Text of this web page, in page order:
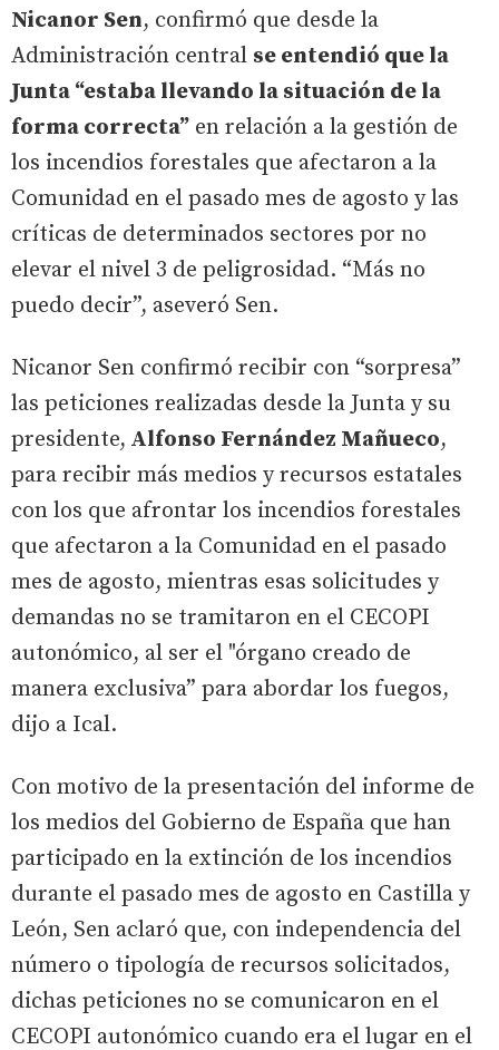
Nicanor Sen, confirmó que desde la
Administración central se entendió que la
Junta “estaba llevando la situación de la
forma correcta” en relación a la gestión de
los incendios forestales que afectaron a la
Comunidad en el pasado mes de agosto y las
críticas de determinados sectores por no
elevar el nivel 3 de peligrosidad. “Más no
puedo decir”, aseveró Sen.
Nicanor Sen confirmó recibir con “sorpresa”
las peticiones realizadas desde la Junta y su
presidente, Alfonso Fernández Mañueco,
para recibir más medios y recursos estatales
con los que afrontar los incendios forestales
que afectaron a la Comunidad en el pasado
mes de agosto, mientras esas solicitudes y
demandas no se tramitaron en el CECOPI
autonómico, al ser el "órgano creado de
manera exclusiva” para abordar los fuegos,
dijo a Ical.
Con motivo de la presentación del informe de
los medios del Gobierno de España que han
participado en la extinción de los incendios
durante el pasado mes de agosto en Castilla y
León, Sen aclaró que, con independencia del
número o tipología de recursos solicitados,
dichas peticiones no se comunicaron en el
CECOPI autonómico cuando era el lugar en el